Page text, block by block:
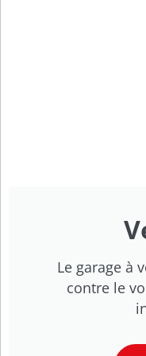
Le garage à
contre le